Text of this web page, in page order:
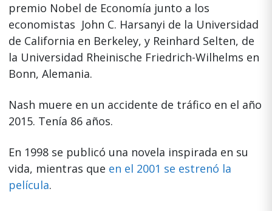
premio Nobel de Economía junto a los
economistas John C. Harsanyi de la Universidad
de California en Berkeley, y Reinhard Selten, de
la Universidad Rheinische Friedrich-Wilhelms en
Bonn, Alemania.
Nash muere en un accidente de tráfico en el año
2015. Tenía 86 años.
En 1998 se publicó una novela inspirada en su
vida, mientras que en el 2001 se estrenó la
película.